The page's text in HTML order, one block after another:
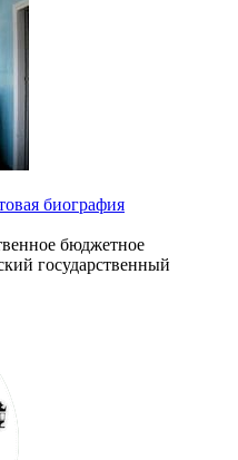
биография
бюджетное
государственный